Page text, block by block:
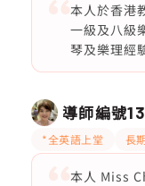
本人於香港
一級及八級
琴及樂理經
導師編號
*全英語上堂 長
本人 Miss